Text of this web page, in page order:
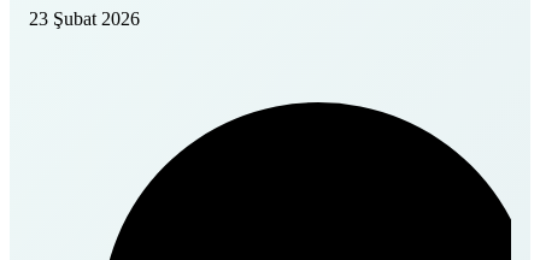
23 Şubat 2026